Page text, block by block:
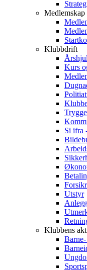
Medlemskap
Klubbdrift
Årshjul
Kurs
Si ifra
Utstyr
Klubbens